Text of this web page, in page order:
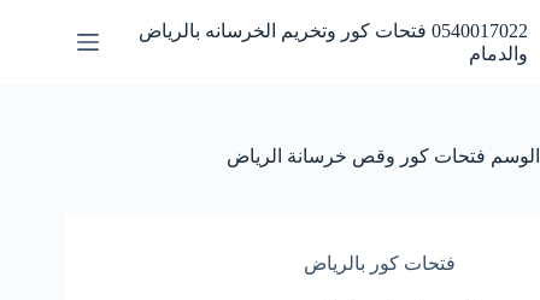
إلى
المحتوى
0540017022 فتحات كور وتخريم الخرسانه بالرياض
والدمام
الوسم فتحات كور وقص خرسانة الرياض
فتحات كور بالرياض